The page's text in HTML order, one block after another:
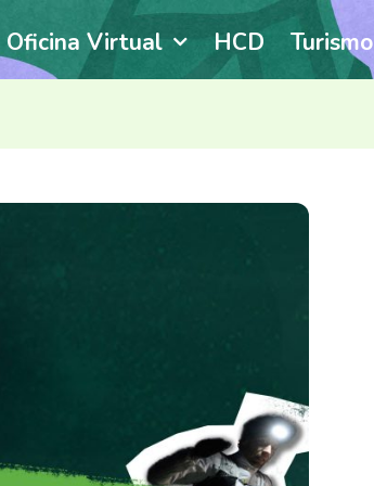
Oficina Virtual HCD Turismo